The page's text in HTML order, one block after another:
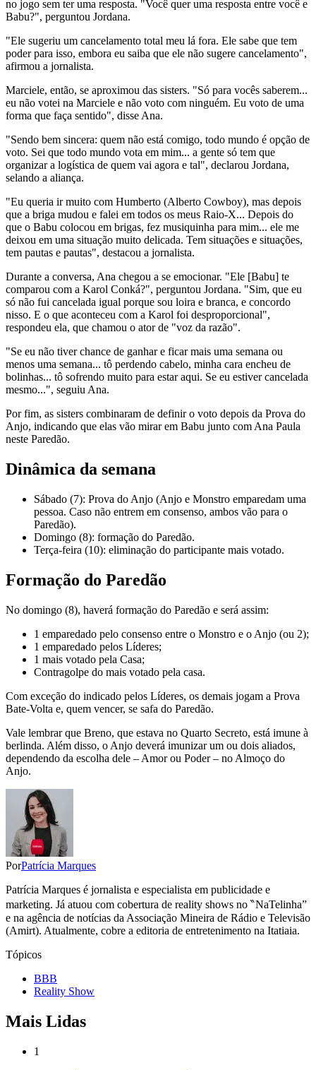
no jogo sem ter uma resposta. "Você quer uma resposta entre você e
Babu?", perguntou Jordana.
"Ele sugeriu um cancelamento total meu lá fora. Ele sabe que tem
poder para isso, embora eu saiba que ele não sugere cancelamento",
afirmou a jornalista.
Marciele, então, se aproximou das sisters. "Só para vocês saberem...
eu não votei na Marciele e não voto com ninguém. Eu voto de uma
forma que faça sentido", disse Ana.
"Sendo bem sincera: quem não está comigo, todo mundo é opção de
voto. Sei que todo mundo vota em mim... a gente só tem que
organizar a logística de quem vai agora e tal", declarou Jordana,
selando a aliança.
"Eu queria ir muito com Humberto (Alberto Cowboy), mas depois
que a briga mudou e falei em todos os meus Raio-X... Depois do
que o Babu colocou em brigas, fez musiquinha para mim... ele me
deixou em uma situação muito delicada. Tem situações e situações,
tem pautas e pautas", destacou a jornalista.
Durante a conversa, Ana chegou a se emocionar. "Ele [Babu] te
comparou com a Karol Conká?", perguntou Jordana. "Sim, que eu
só não fui cancelada igual porque sou loira e branca, e concordo
nisso. E o que aconteceu com a Karol foi desproporcional",
respondeu ela, que chamou o ator de "voz da razão".
"Se eu não tiver chance de ganhar e ficar mais uma semana ou
menos uma semana... tô perdendo cabelo, minha cara encheu de
bolinhas... tô sofrendo muito para estar aqui. Se eu estiver cancelada
mesmo...", seguiu Ana.
Por fim, as sisters combinaram de definir o voto depois da Prova do
Anjo, indicando que elas vão mirar em Babu junto com Ana Paula
neste Paredão.
Dinâmica da semana
Sábado (7): Prova do Anjo (Anjo e Monstro emparedam uma
pessoa. Caso não entrem em consenso, ambos vão para o
Paredão).
Domingo (8): formação do Paredão.
Terça-feira (10): eliminação do participante mais votado.
Formação do Paredão
No domingo (8), haverá formação do Paredão e será assim:
1 emparedado pelo consenso entre o Monstro e o Anjo (ou 2);
1 emparedado pelos Líderes;
1 mais votado pela Casa;
Contragolpe do mais votado pela casa.
Com exceção do indicado pelos Líderes, os demais jogam a Prova
Bate-Volta e, quem vencer, se safa do Paredão.
Vale lembrar que Breno, que estava no Quarto Secreto, está imune à
berlinda. Além disso, o Anjo deverá imunizar um ou dois aliados,
dependendo da escolha dele – Amor ou Poder – no Almoço do
Anjo.
PorPatrícia Marques
Patrícia Marques é jornalista e especialista em publicidade e
marketing. Já atuou com cobertura de reality shows no ‶NaTelinha”
e na agência de notícias da Associação Mineira de Rádio e Televisão
(Amirt). Atualmente, cobre a editoria de entretenimento na Itatiaia.
Tópicos
BBB
Reality Show
Mais Lidas
1